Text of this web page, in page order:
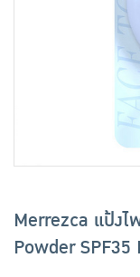
เครื่องปรุงรสและของแห้ง
ขนมขบเคี้ยว และช็อคโกแลต
อาหารสด ผัก ผลไม้และเบเ
Merrezca แป้งไ
Powder